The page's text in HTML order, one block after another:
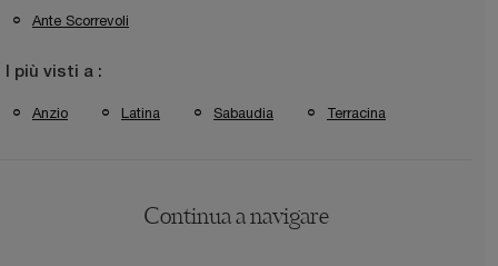
Ante Scorrevoli
I più visti a :
Anzio Latina Sabaudia Terracina
Continua a navigare